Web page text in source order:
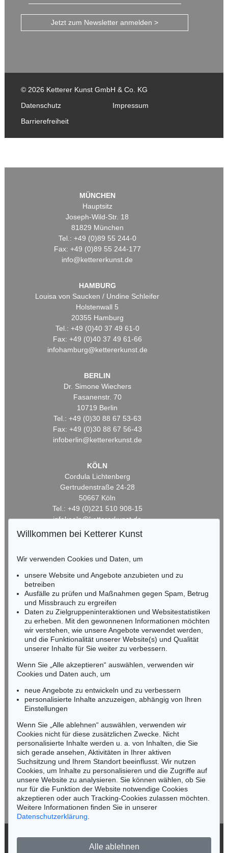
Jetzt zum Newsletter anmelden >
© 2026 Ketterer Kunst GmbH & Co. KG
Datenschutz
Impressum
Barrierefreiheit
MÜNCHEN
Hauptsitz
Joseph-Wild-Str. 18
81829 München
Tel.: +49 (0)89 55 244-0
Fax: +49 (0)89 55 244-177
info@kettererkunst.de
HAMBURG
Louisa von Saucken / Undine Schleifer
Holstenwall 5
20355 Hamburg
Tel.: +49 (0)40 37 49 61-0
Fax: +49 (0)40 37 49 61-66
infohamburg@kettererkunst.de
BERLIN
Dr. Simone Wiechers
Fasanenstr. 70
10719 Berlin
Tel.: +49 (0)30 88 67 53-63
Fax: +49 (0)30 88 67 56-43
infoberlin@kettererkunst.de
KÖLN
Cordula Lichtenberg
Gertrudenstraße 24-28
50667 Köln
Tel.: +49 (0)221 510 908-15
infokoeln@kettererkunst.de
HESSEN
Miriam Heß
Tel.: +49 (0)62 21 58 80-038
Fax: +49 (0)62 21 58 80-595
infoheidelberg@kettererkunst.de
NORDDEUTSCHLAND
Nico Kassel, M.A.
Mobil: +49 (0)171 8618661
n.kassel@kettererkunst.de
Keine Auktion mehr verpassen!
Wir informieren Sie rechtzeitig.
Jetzt zum Newsletter anmelden >
Willkommen bei Ketterer Kunst
Wir verwenden Cookies und Daten, um
unsere Website und Angebote anzubieten und zu
betreiben
Ausfälle zu prüfen und Maßnahmen gegen Spam, Betrug
und Missbrauch zu ergreifen
Daten zu Zielgruppeninteraktionen und Websitestatistiken
zu erheben. Mit den gewonnenen Informationen möchten
wir verstehen, wie unsere Angebote verwendet werden,
und die Funktionalität unserer Website(s) und Qualität
unserer Inhalte für Sie weiter zu verbessern.
Wenn Sie „Alle akzeptieren“ auswählen, verwenden wir
Cookies und Daten auch, um
neue Angebote zu entwickeln und zu verbessern
personalisierte Inhalte anzuzeigen, abhängig von Ihren
Einstellungen
Wenn Sie „Alle ablehnen“ auswählen, verwenden wir
Cookies nicht für diese zusätzlichen Zwecke. Nicht
personalisierte Inhalte werden u. a. von Inhalten, die Sie
sich gerade ansehen, Aktivitäten in Ihrer aktiven
Suchsitzung und Ihrem Standort beeinflusst. Wir nutzen
Cookies, um Inhalte zu personalisieren und die Zugriffe auf
unsere Website zu analysieren. Sie können wählen, ob Sie
nur für die Funktion der Website notwendige Cookies
akzeptieren oder auch Tracking-Cookies zulassen möchten.
Weitere Informationen finden Sie in unserer
Datenschutzerklärung
Alle ablehnen